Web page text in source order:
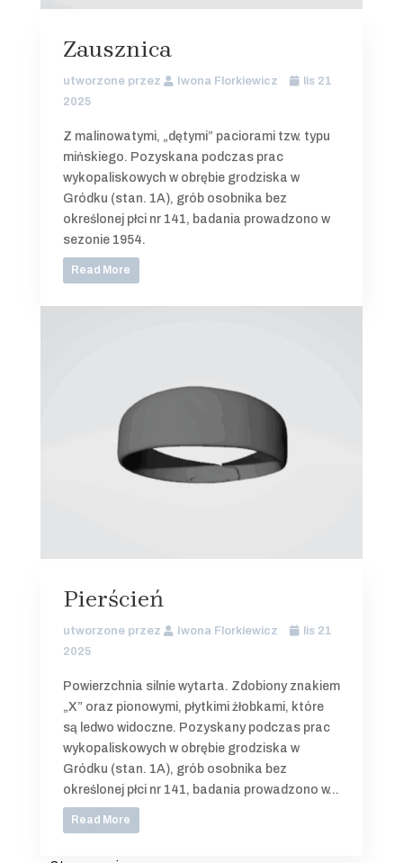
Zausznica
utworzone przez Iwona Florkiewicz
lis 21
2025
Z malinowatymi, „dętymi” paciorami tzw. typu
mińskiego. Pozyskana podczas prac
wykopaliskowych w obrębie grodziska w
Gródku (stan. 1A), grób osobnika bez
określonej płci nr 141, badania prowadzono w
sezonie 1954.
Read More
Pierścień
utworzone przez Iwona Florkiewicz
lis 21
2025
Powierzchnia silnie wytarta. Zdobiony znakiem
„X” oraz pionowymi, płytkimi żłobkami, które
są ledwo widoczne. Pozyskany podczas prac
wykopaliskowych w obrębie grodziska w
Gródku (stan. 1A), grób osobnika bez
określonej płci nr 141, badania prowadzono w...
Read More